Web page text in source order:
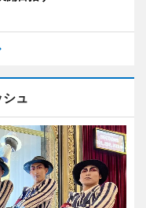
ュ